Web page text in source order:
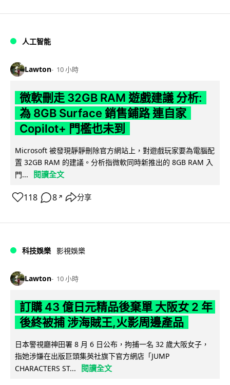
人工智能
Lawton 10 小時
微軟刪走 32GB RAM 遊戲建議 分析:
為 8GB Surface 銷售鋪路 連自家
Copilot+ 門檻也未到
Microsoft 被發現靜靜刪除官方網站上，對遊戲玩家要為電腦配
置 32GB RAM 的建議。分析指微軟同時新推出的 8GB RAM 入
門...
閱讀全文
118 8 ↗ 分享
科技娛樂 影視娛樂
Lawton 10 小時
訂購 43 億日元精品後棄單 大阪女 2 年
後終被捕 涉海賊王,火影周邊產品
日本警視廳神田署 8 月 6 日公布，拘捕一名 32 歲大阪女子，
指她涉嫌在出版巨頭集英社旗下官方網店「JUMP
CHARACTERS ST...
閱讀全文